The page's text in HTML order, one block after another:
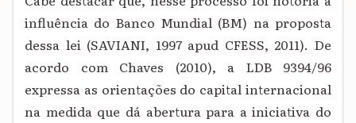
influência do Banco Mundial (BM) na proposta
dessa lei (SAVIANI, 1997 apud CFESS, 2011). De
acordo com Chaves (2010), a LDB 9394/96
expressa as orientações do capital internacional
na medida que dá abertura para a iniciativa do